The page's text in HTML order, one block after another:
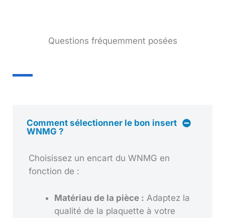
Questions fréquemment posées
Comment sélectionner le bon insert
WNMG ?
Choisissez un encart du WNMG en
fonction de :
Matériau de la pièce : Adaptez la
qualité de la plaquette à votre